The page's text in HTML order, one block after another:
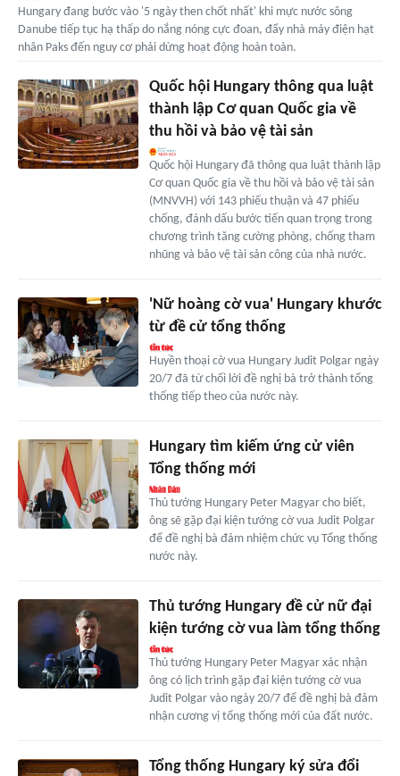
Hungary đang bước vào '5 ngày then chốt nhất' khi mực nước sông
Danube tiếp tục hạ thấp do nắng nóng cực đoan, đẩy nhà máy điện hạt
nhân Paks đến nguy cơ phải dừng hoạt động hoàn toàn.
Quốc hội Hungary thông qua luật
thành lập Cơ quan Quốc gia về
thu hồi và bảo vệ tài sản
Quốc hội Hungary đã thông qua luật thành lập
Cơ quan Quốc gia về thu hồi và bảo vệ tài sản
(MNVVH) với 143 phiếu thuận và 47 phiếu
chống, đánh dấu bước tiến quan trọng trong
chương trình tăng cường phòng, chống tham
nhũng và bảo vệ tài sản công của nhà nước.
'Nữ hoàng cờ vua' Hungary khước
từ đề cử tổng thống
Huyền thoại cờ vua Hungary Judit Polgar ngày
20/7 đã từ chối lời đề nghị bà trở thành tổng
thống tiếp theo của nước này.
Hungary tìm kiếm ứng cử viên
Tổng thống mới
Thủ tướng Hungary Peter Magyar cho biết,
ông sẽ gặp đại kiện tướng cờ vua Judit Polgar
để đề nghị bà đảm nhiệm chức vụ Tổng thống
nước này.
Thủ tướng Hungary đề cử nữ đại
kiện tướng cờ vua làm tổng thống
Thủ tướng Hungary Peter Magyar xác nhận
ông có lịch trình gặp đại kiện tướng cờ vua
Judit Polgar vào ngày 20/7 để đề nghị bà đảm
nhận cương vị tổng thống mới của đất nước.
Tổng thống Hungary ký sửa đổi